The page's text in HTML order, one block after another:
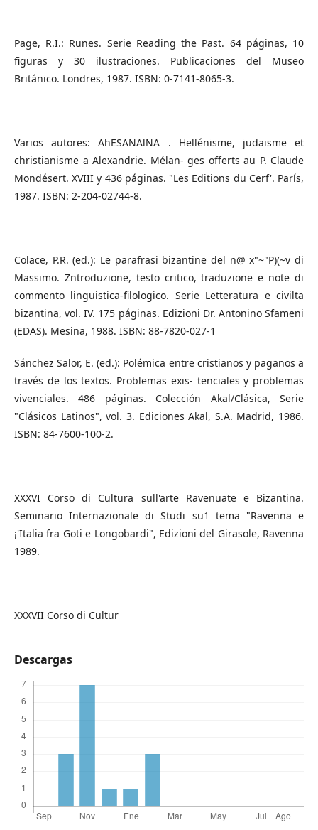
Page, R.I.: Runes. Serie Reading the Past. 64 páginas, 10
figuras y 30 ilustraciones. Publicaciones del Museo
Británico. Londres, 1987. ISBN: 0-7141-8065-3.
Varios autores: AhESANAlNA . Hellénisme, judaisme et
christianisme a Alexandrie. Mélan- ges offerts au P. Claude
Mondésert. XVIII y 436 páginas. "Les Editions du Cerf'. París,
1987. ISBN: 2-204-02744-8.
Colace, P.R. (ed.): Le parafrasi bizantine del n@ x"~"P)(~v di
Massimo. Zntroduzione, testo critico, traduzione e note di
commento linguistica-filologico. Serie Letteratura e civilta
bizantina, vol. IV. 175 páginas. Edizioni Dr. Antonino Sfameni
(EDAS). Mesina, 1988. ISBN: 88-7820-027-1
Sánchez Salor, E. (ed.): Polémica entre cristianos y paganos a
través de los textos. Problemas exis- tenciales y problemas
vivenciales. 486 páginas. Colección Akal/Clásica, Serie
"Clásicos Latinos", vol. 3. Ediciones Akal, S.A. Madrid, 1986.
ISBN: 84-7600-100-2.
XXXVI Corso di Cultura sull'arte Ravenuate e Bizantina.
Seminario Internazionale di Studi su1 tema "Ravenna e
¡'Italia fra Goti e Longobardi", Edizioni del Girasole, Ravenna
1989.
XXXVII Corso di Cultur
Descargas